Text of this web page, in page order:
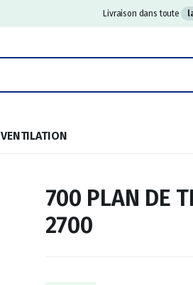
Livraison dans toute
VENTILATION
700 PLAN DE
2700